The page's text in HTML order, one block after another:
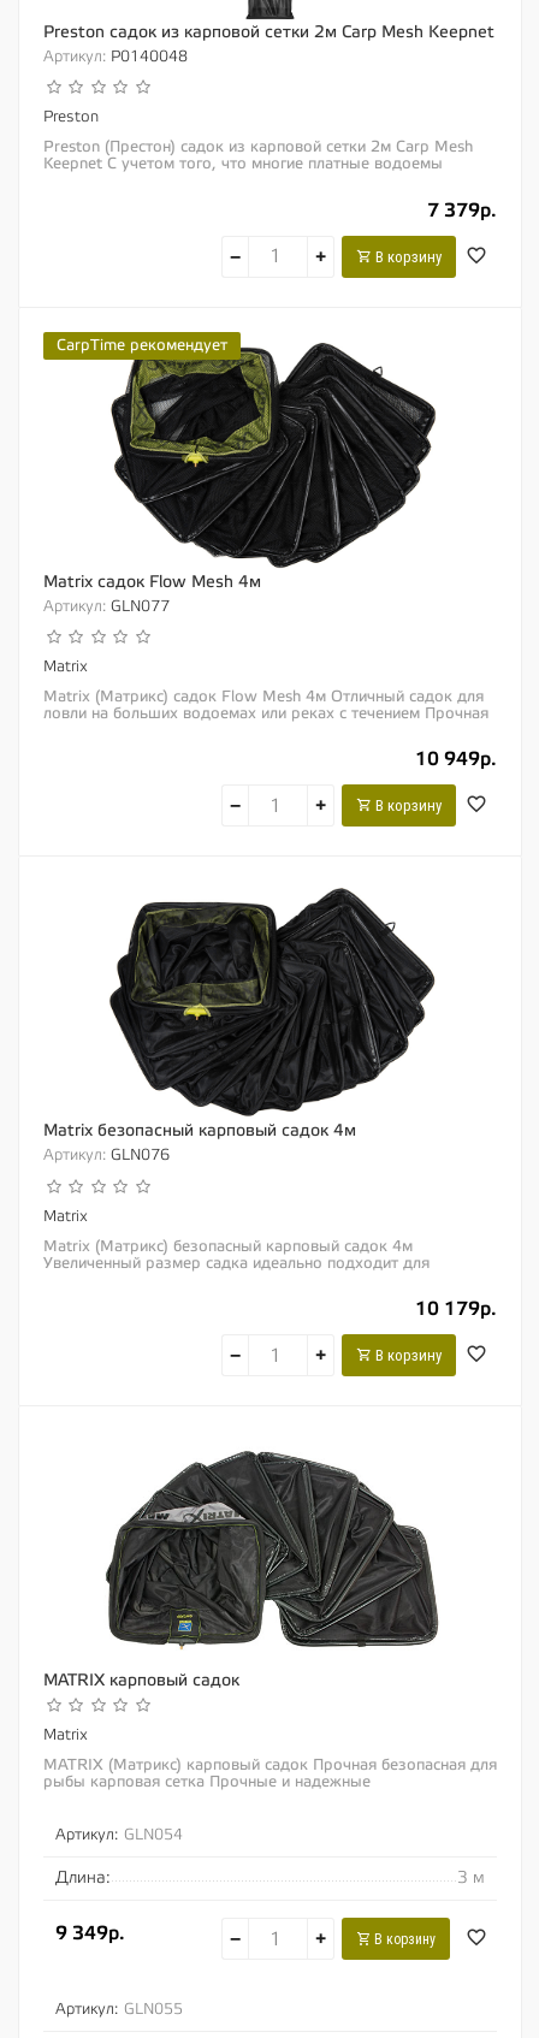
Preston садок из карповой сетки 2м Carp Mesh Keepnet
Артикул: P0140048
Preston
Preston (Престон) садок из карповой сетки 2м Carp Mesh
Keepnet С учетом того, что многие платные водоемы
7 379р.
− + В корзину
CarpTime рекомендует
Matrix садок Flow Mesh 4м
Артикул: GLN077
Matrix
Matrix (Матрикс) садок Flow Mesh 4м Отличный садок для
ловли на больших водоемах или реках с течением Прочная
10 949р.
− + В корзину
Matrix безопасный карповый садок 4м
Артикул: GLN076
Matrix
Matrix (Матрикс) безопасный карповый садок 4м
Увеличенный размер садка идеально подходит для
10 179р.
− + В корзину
MATRIX карповый садок
Matrix
MATRIX (Матрикс) карповый садок Прочная безопасная для
рыбы карповая сетка Прочные и надежные
Артикул: GLN054
Длина: 3 м
9 349р. − + В корзину
Артикул: GLN055